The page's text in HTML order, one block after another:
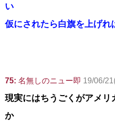
い
仮にされたら白旗を上げれ
75: 名無しのニュー即 19/06/
現実にはちうごくがアメリ
か